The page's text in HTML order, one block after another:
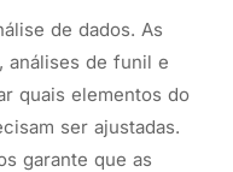
de dados. As
análises de funil e
quais elementos do
ser ajustadas.
garante que as